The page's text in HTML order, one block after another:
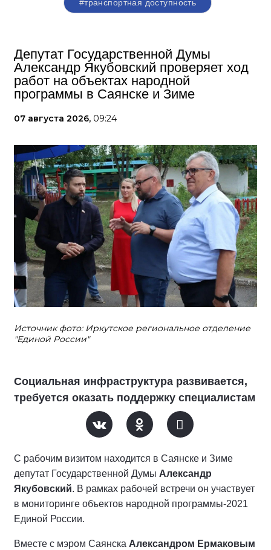
#транспортная доступность
Депутат Государственной Думы
Александр Якубовский проверяет ход
работ на объектах народной
программы в Саянске и Зиме
07 августа 2026, 09:24
Источник фото: Иркутское региональное отделение
"Единой России"
Социальная инфраструктура развивается,
требуется оказать поддержку специалистам
С рабочим визитом находится в Саянске и Зиме
депутат Государственной Думы Александр
Якубовский. В рамках рабочей встречи он участвует
в мониторинге объектов народной программы-2021
Единой России.
Вместе с мэром Саянска Александром Ермаковым